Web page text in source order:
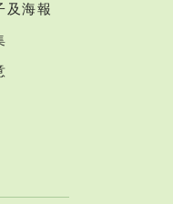
及海報